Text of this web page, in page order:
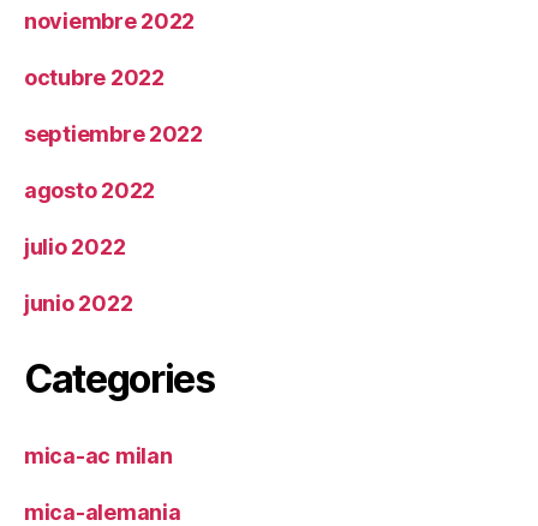
noviembre 2022
octubre 2022
septiembre 2022
agosto 2022
julio 2022
junio 2022
Categories
mica-ac milan
mica-alemania